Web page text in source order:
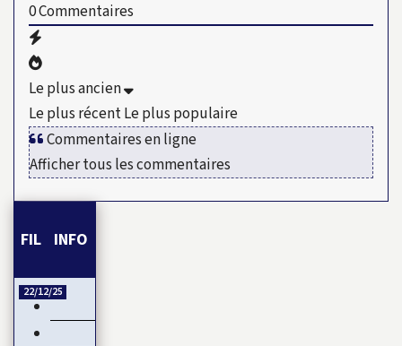
0Commentaires
Le plus ancien
Le plus récentLe plus populaire
Commentaires en ligne
Afficher tous les commentaires
FIL INFO
22/12/25